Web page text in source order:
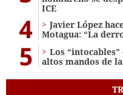
ICE
4
Javier López
Motagua: “La
5
Los
altos mandos de